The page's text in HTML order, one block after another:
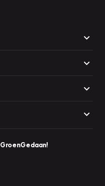
GroenGedaan!